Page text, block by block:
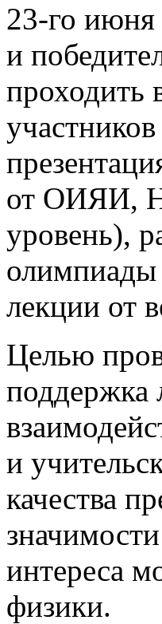
23-го июня
и
от ОИЯИ,
уровень),
олимпиады
лекции от
Целью
поддержка
и
качества
интереса
физики.